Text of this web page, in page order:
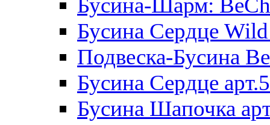
Бусина Сердце
Подвеска-Бусина
Бусина Сердце
Бусина Шапочка